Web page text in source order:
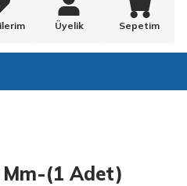
Üyelik Sepetim
Mm-(1 Adet)